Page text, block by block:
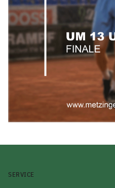
SERVICE